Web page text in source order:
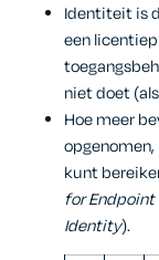
Identiteit is
een
niet doet
Hoe meer
kunt
for Endpoint
Identity).